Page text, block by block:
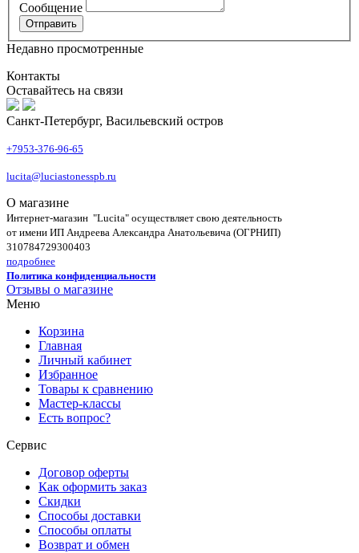
Сообщение
Недавно просмотренные
Контакты
Оставайтесь на связи
Санкт-Петербург, Васильевский остров
+7953-376-96-65
lucita@luciastonesspb.ru
О магазине
Интернет-магазин "Lucita" осуществляет свою деятельность
от имени ИП Андреева Александра Анатольевича (ОГРНИП)
310784729300403
подробнее
Политика конфиденциальности
Отзывы о магазине
Меню
Корзина
Главная
Личный кабинет
Избранное
Товары к сравнению
Мастер-классы
Есть вопрос?
Сервис
Договор оферты
Как оформить заказ
Скидки
Способы доставки
Способы оплаты
Возврат и обмен